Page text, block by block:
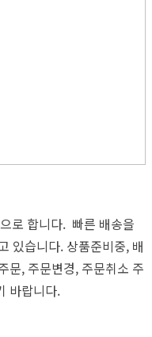
로 합니다. 빠른 배송을
있습니다. 상품준비중, 배
문, 주문변경, 주문취소 주
바랍니다.